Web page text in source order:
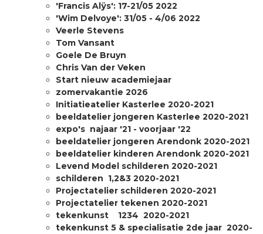
'Francis Alÿs': 17-21/05 2022
'Wim Delvoye': 31/05 - 4/06 2022
Veerle Stevens
Tom Vansant
Goele De Bruyn
Chris Van der Veken
Start nieuw academiejaar
zomervakantie 2026
Initiatieatelier Kasterlee 2020-2021
beeldatelier jongeren Kasterlee 2020-2021
expo's najaar '21 - voorjaar '22
beeldatelier jongeren Arendonk 2020-2021
beeldatelier kinderen Arendonk 2020-2021
Levend Model schilderen 2020-2021
schilderen 1,2&3 2020-2021
Projectatelier schilderen 2020-2021
Projectatelier tekenen 2020-2021
tekenkunst 1234 2020-2021
tekenkunst 5 & specialisatie 2de jaar 2020-